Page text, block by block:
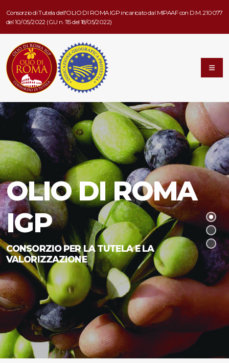
Consorzio di Tutela dell'OLIO DI ROMA IGP incaricato dal MIPAAF con D.M. 210077
del 10/05/2022 (G.U n. 115 del 18/05/2022)
OLIO DI ROMA
IGP
CONSORZIO PER LA TUTELA E LA
VALORIZZAZIONE